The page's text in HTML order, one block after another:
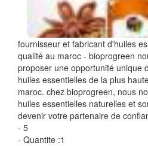
fournisseur et fabricant d'huiles
qualité au maroc - bioprogreen
proposer une opportunité unique
huiles essentielles de la plus
maroc. chez bioprogreen, nous
huiles essentielles naturelles et
devenir votre partenaire de
- 5
- Quantite :1